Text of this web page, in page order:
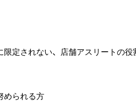
定されない、店舗アスリートの
められる方